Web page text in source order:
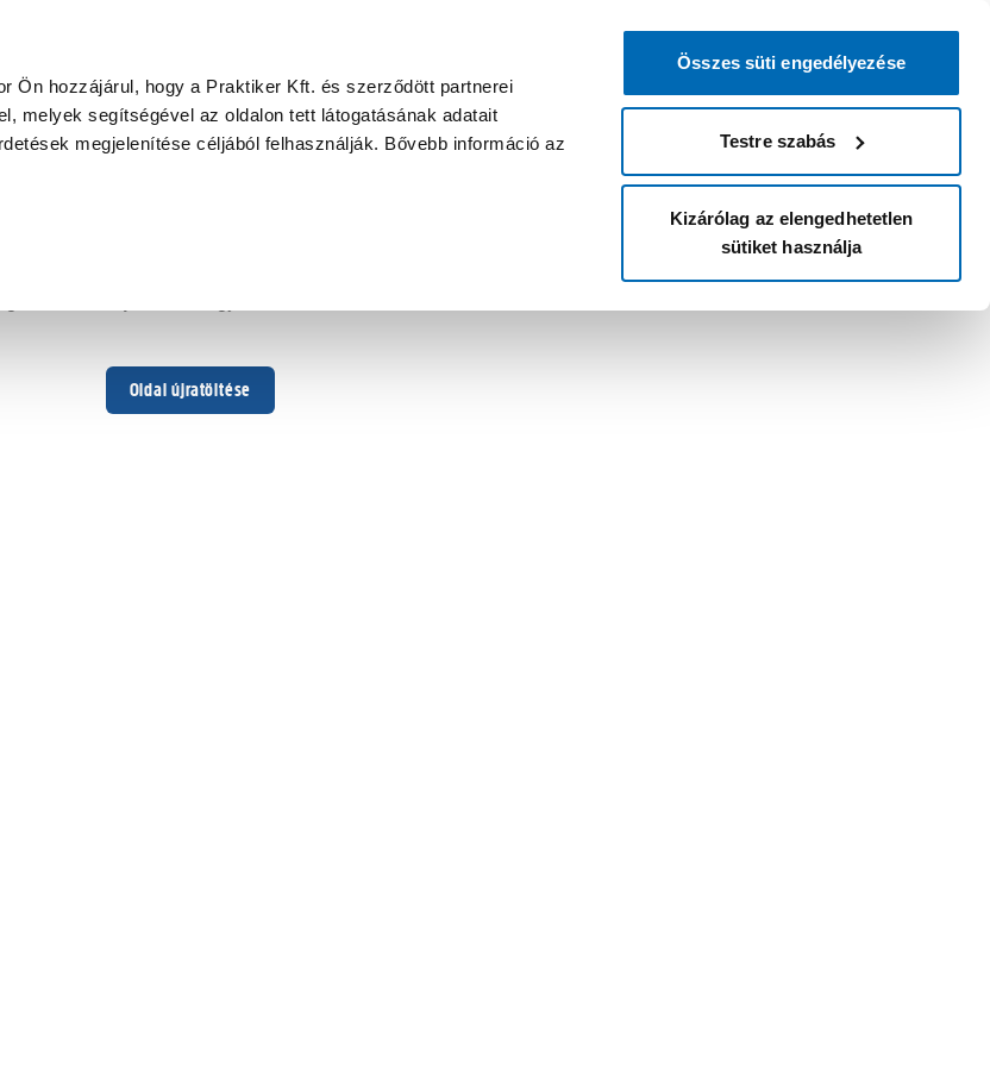
Ön hozzájárul, hogy a Praktiker Kft. és szerződött partnerei
melyek segítségével az oldalon tett látogatásának adatait
megjelenítése céljából felhasználják. Bővebb információ az
Összes süti engedélyezése
Testre szabás
Kizárólag az elengedhetetlen
sütiket használja
Oldal újratöltése